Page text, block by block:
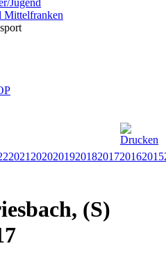
Jugend
Mittelfranken
2021 202020192018201720162015
(S)